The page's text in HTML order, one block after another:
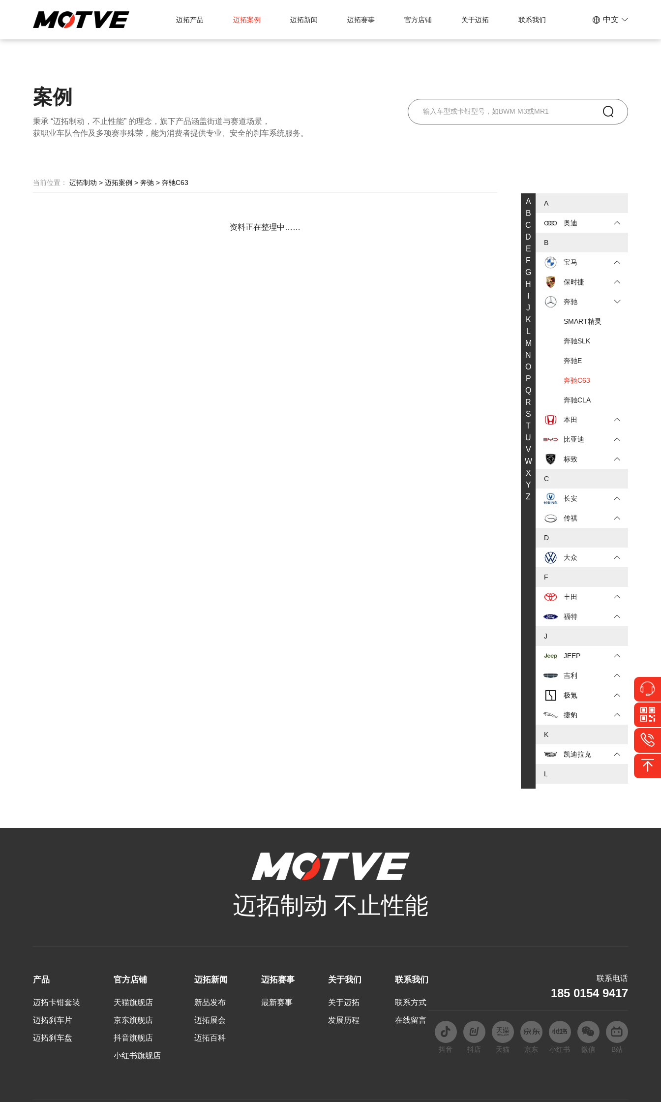
迈拓产品 迈拓案例 迈拓新闻 迈拓赛事 官方店铺 关于迈拓 联系我们 中文
案例
秉承 “迈拓制动，不止性能” 的理念，旗下产品涵盖街道与赛道场景，
获职业车队合作及多项赛事殊荣，能为消费者提供专业、安全的刹车系统服务。
当前位置：迈拓制动 > 迈拓案例 > 奔驰 > 奔驰C63
资料正在整理中……
A
B
C
D
E
F
G
H
J
K
L
M
N
O
P
Q
R
S
T
U
V
W
X
Y
Z
A
奥迪
B
宝马
保时捷
奔驰
SMART精灵
奔驰SLK
奔驰E
奔驰C63
奔驰CLA
本田
比亚迪
标致
C
长安
传祺
D
大众
F
丰田
福特
J
JEEP
吉利
极氪
捷豹
K
凯迪拉克
L
哪吒
欧拉
Q
迈拓制动 不止性能
产品
迈拓卡钳套装
迈拓刹车片
迈拓刹车盘
官方店铺
天猫旗舰店
京东旗舰店
抖音旗舰店
小红书旗舰店
迈拓新闻
新品发布
迈拓展会
迈拓百科
迈拓赛事
最新赛事
关于我们
关于迈拓
发展历程
联系我们
联系方式
在线留言
联系电话
185 0154 9417
抖音 抖店 天猫 京东 小红书 微信 B站